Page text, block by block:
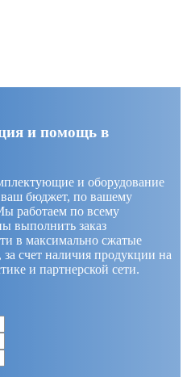
и помощь в
и оборудование
бюджет, по вашему
работаем по всему
выполнить заказ
в максимально сжатые
счет наличия продукции на
и партнерской сети.